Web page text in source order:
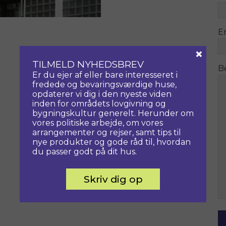
TILMELD NYHEDSBREV
Er du ejer af eller bare interesseret i
fredede og bevaringsværdige huse,
opdaterer vi dig i den nyeste viden
inden for områdets lovgivning og
bygningskultur generelt. Herunder om
vores politiske arbejde, om vores
arrangementer og rejser, samt tips til
nye produkter og gode råd til, hvordan
du passer godt på dit hus.
Skriv dig op
×